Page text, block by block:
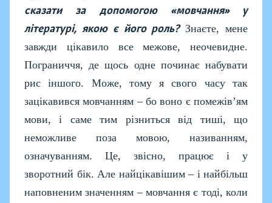
сказати за допомогою «мовчання» у
літературі, якою є його роль?Знаєте, мене
завжди цікавило все межове, неочевидне.
Пограниччя, де щось одне починає набувати
рис іншого. Може, тому я свого часу так
зацікавився мовчанням – бо воно є помежів’ям
мови, і саме тим різниться від тиші, що
неможливе поза мовою, називанням,
означуванням. Це, звісно, працює і у
зворотний бік. Але найцікавішим – і найбільш
наповненим значенням – мовчання є тоді, коли